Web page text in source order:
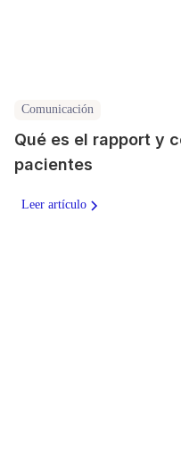
Comunicación
Qué es el rapport y
pacientes
Leer artículo